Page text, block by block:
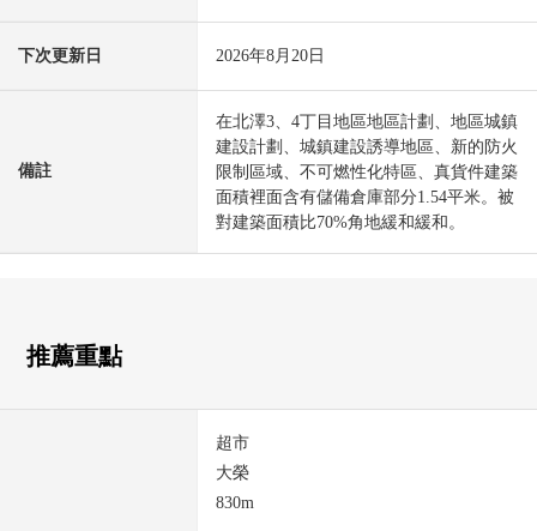
下次更新日 2026年8月20日
備註
在北澤3、4丁目地區地區計劃、地區城鎮
建設計劃、城鎮建設誘導地區、新的防火
限制區域、不可燃性化特區、真貨件建築
面積裡面含有儲備倉庫部分1.54平米。被
對建築面積比70%角地緩和緩和。
推薦重點
超市
大榮
830m